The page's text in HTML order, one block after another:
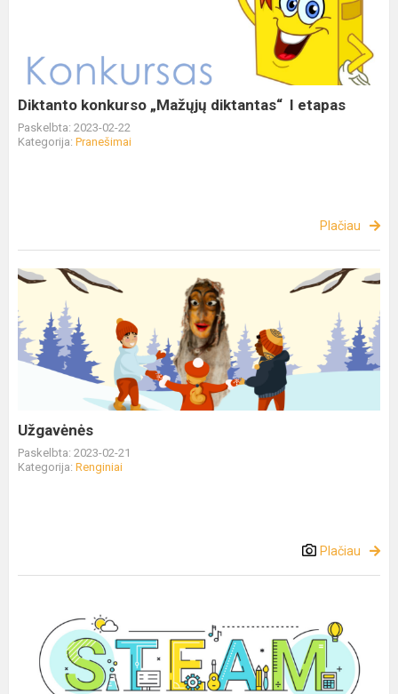
Diktanto konkurso „Mažųjų diktantas“ I etapas
Paskelbta: 2023-02-22
Kategorija: Pranešimai
Plačiau
Užgavėnės
Paskelbta: 2023-02-21
Kategorija: Renginiai
Plačiau